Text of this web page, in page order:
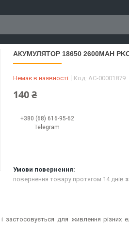
АКУМУЛЯТОР 18650 2600MAH
Немає в наявності Код: AC-00001879
140 ₴
+380 (68) 616-95-62
Telegram
повернення товару протягом 14 днів
для живлення різних